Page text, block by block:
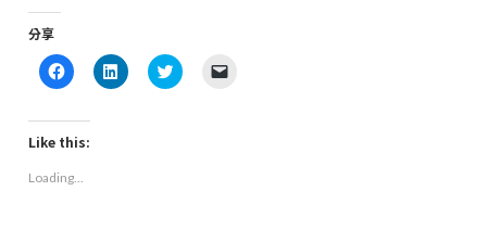
分享
Click
to
Facebook
(Opens
in
window)
Click
to
Click
to
Like this:
Loading...